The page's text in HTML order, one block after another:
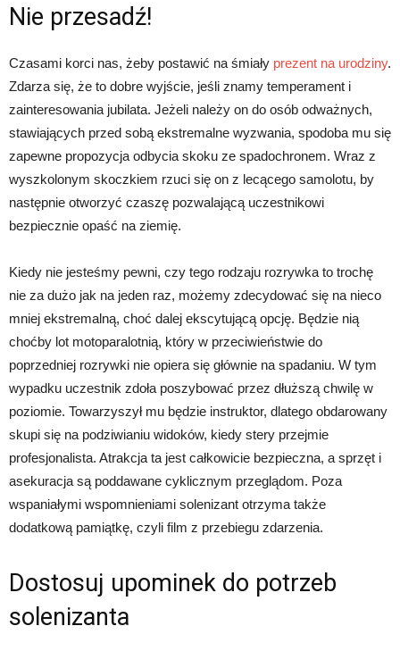
Nie przesadź!
Czasami korci nas, żeby postawić na śmiały prezent na urodziny.
Zdarza się, że to dobre wyjście, jeśli znamy temperament i
zainteresowania jubilata. Jeżeli należy on do osób odważnych,
stawiających przed sobą ekstremalne wyzwania, spodoba mu się
zapewne propozycja odbycia skoku ze spadochronem. Wraz z
wyszkolonym skoczkiem rzuci się on z lecącego samolotu, by
następnie otworzyć czaszę pozwalającą uczestnikowi
bezpiecznie opaść na ziemię.
Kiedy nie jesteśmy pewni, czy tego rodzaju rozrywka to trochę
nie za dużo jak na jeden raz, możemy zdecydować się na nieco
mniej ekstremalną, choć dalej ekscytującą opcję. Będzie nią
choćby lot motoparalotnią, który w przeciwieństwie do
poprzedniej rozrywki nie opiera się głównie na spadaniu. W tym
wypadku uczestnik zdoła poszybować przez dłuższą chwilę w
poziomie. Towarzyszył mu będzie instruktor, dlatego obdarowany
skupi się na podziwianiu widoków, kiedy stery przejmie
profesjonalista. Atrakcja ta jest całkowicie bezpieczna, a sprzęt i
asekuracja są poddawane cyklicznym przeglądom. Poza
wspaniałymi wspomnieniami solenizant otrzyma także
dodatkową pamiątkę, czyli film z przebiegu zdarzenia.
Dostosuj upominek do potrzeb
solenizanta